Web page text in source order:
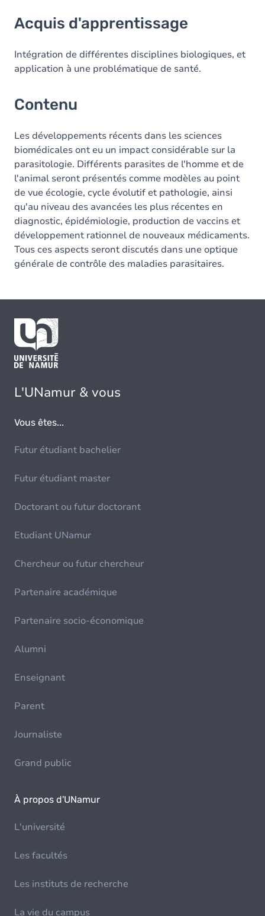
Contenu
Acquis d'apprentissage
Intégration de différentes disciplines biologiques, et
application à une problématique de santé.
Contenu
Les développements récents dans les sciences
biomédicales ont eu un impact considérable sur la
parasitologie. Différents parasites de l'homme et de
l'animal seront présentés comme modèles au point
de vue écologie, cycle évolutif et pathologie, ainsi
qu'au niveau des avancées les plus récentes en
diagnostic, épidémiologie, production de vaccins et
développement rationnel de nouveaux médicaments.
Tous ces aspects seront discutés dans une optique
générale de contrôle des maladies parasitaires.
L'UNamur & vous
Vous êtes...
Futur étudiant bachelier
Futur étudiant master
Doctorant ou futur doctorant
Etudiant UNamur
Chercheur ou futur chercheur
Partenaire académique
Partenaire socio-économique
Alumni
Enseignant
Parent
Journaliste
Grand public
À propos d'UNamur
L'université
Les facultés
Les instituts de recherche
La vie du campus